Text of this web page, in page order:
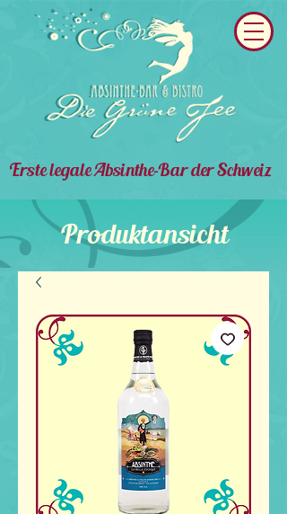
Erste legale Absinthe-Bar der Schweiz
Produktansicht